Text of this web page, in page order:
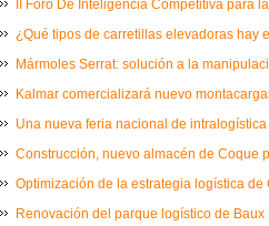
II Foro De Inteligencia Competitiva para
¿Qué tipos de carretillas elevadoras hay
Mármoles Serrat: solución a la
Kalmar comercializará nuevo
Una nueva feria nacional de intralogística
Construcción, nuevo almacén de Coque
Optimización de la estrategia logística de
Renovación del parque logístico de Baux